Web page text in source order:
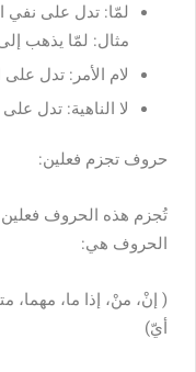
لمّا: تدل على نفي
مثال: لمّا يذهب
لام الأمر: تدل
لا الناهية: تدل
حروف تجزم فعلين:
تُجزم هذه الحروف فعلين
الحروف هي:
( إنْ، منْ، إذا ما، مهما،
أيّ)